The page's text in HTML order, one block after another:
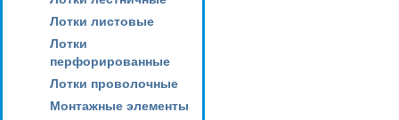
Лотки листовые
Лотки
перфорированные
Лотки проволочные
Монтажные элементы